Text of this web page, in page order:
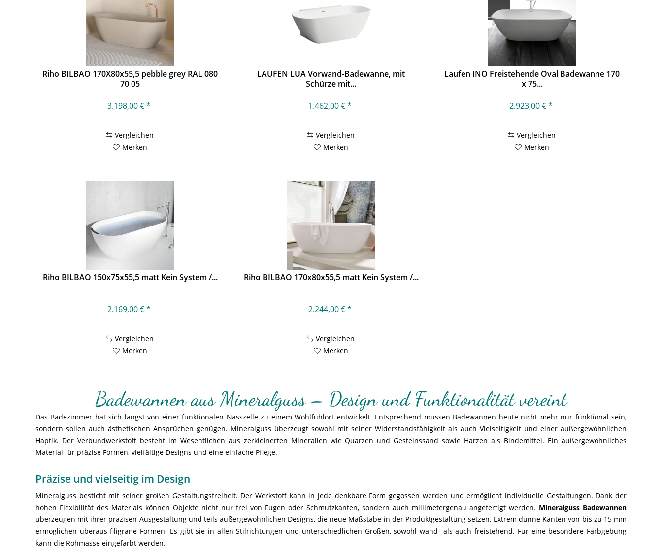
Riho BILBAO 170X80x55,5 pebble grey RAL 080
70 05
3.198,00 € *
Vergleichen
Merken
LAUFEN LUA Vorwand-Badewanne, mit
Schürze mit...
1.462,00 € *
Vergleichen
Merken
Laufen INO Freistehende Oval Badewanne 170
x 75...
2.923,00 € *
Vergleichen
Merken
Riho BILBAO 150x75x55,5 matt Kein System /...
2.169,00 € *
Vergleichen
Merken
Riho BILBAO 170x80x55,5 matt Kein System /...
2.244,00 € *
Vergleichen
Merken
Badewannen aus Mineralguss – Design und Funktionalität vereint
Das Badezimmer hat sich längst von einer funktionalen Nasszelle zu einem Wohlfühlort entwickelt. Entsprechend müssen Badewannen heute nicht mehr nur funktional sein,
sondern sollen auch ästhetischen Ansprüchen genügen. Mineralguss überzeugt sowohl mit seiner Widerstandsfähigkeit als auch Vielseitigkeit und einer außergewöhnlichen
Haptik. Der Verbundwerkstoff besteht im Wesentlichen aus zerkleinerten Mineralien wie Quarzen und Gesteinssand sowie Harzen als Bindemittel. Ein außergewöhnliches
Material für präzise Formen, vielfältige Designs und eine einfache Pflege.
Präzise und vielseitig im Design
Mineralguss besticht mit seiner großen Gestaltungsfreiheit. Der Werkstoff kann in jede denkbare Form gegossen werden und ermöglicht individuelle Gestaltungen. Dank der
hohen Flexibilität des Materials können Objekte nicht nur frei von Fugen oder Schmutzkanten, sondern auch millimetergenau angefertigt werden. Mineralguss Badewannen
überzeugen mit ihrer präzisen Ausgestaltung und teils außergewöhnlichen Designs, die neue Maßstäbe in der Produktgestaltung setzen. Extrem dünne Kanten von bis zu 15 mm
ermöglichen überaus filigrane Formen. Es gibt sie in allen Stilrichtungen und unterschiedlichen Größen, sowohl wand- als auch freistehend. Für eine besondere Farbgebung
kann die Rohmasse eingefärbt werden.